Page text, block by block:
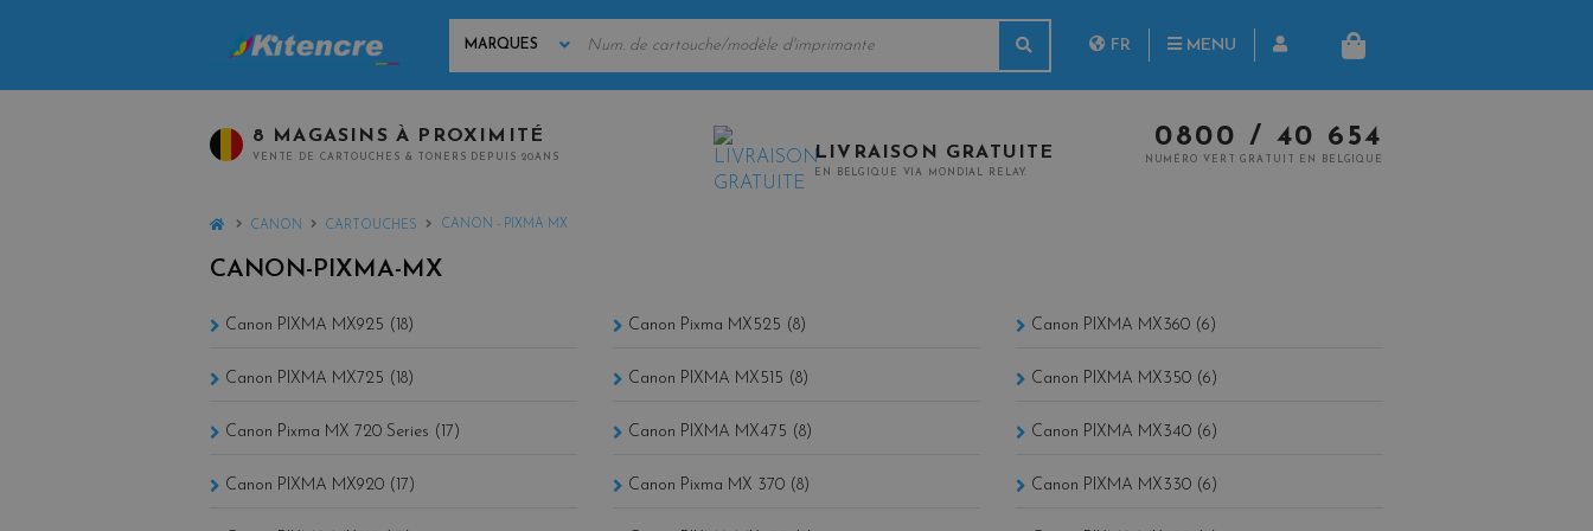
CLÉS
RechercheFR MENU
PANIER
8 MAGASINS À PROXIMITÉ
VENTE DE CARTOUCHES & TONERS DEPUIS 20ANS LIVRAISON GRATUITE
EN BELGIQUE VIA MONDIAL RELAY.
0800 / 40 654
NUMÉRO VERT GRATUIT EN BELGIQUE
HOMECANON CARTOUCHES CANON - PIXMA MX
CANON-PIXMA-MX
Canon PIXMA MX925 (18)
Canon PIXMA MX725 (18)
Canon Pixma MX 720 Series (17)
Canon PIXMA MX920 (17)
Canon Pixma MX525 (8)
Canon PIXMA MX515 (8)
Canon PIXMA MX475 (8)
Canon Pixma MX 370 (8)
Canon PIXMA MX360 (6)
Canon PIXMA MX350 (6)
Canon PIXMA MX340 (6)
Canon PIXMA MX330 (6)